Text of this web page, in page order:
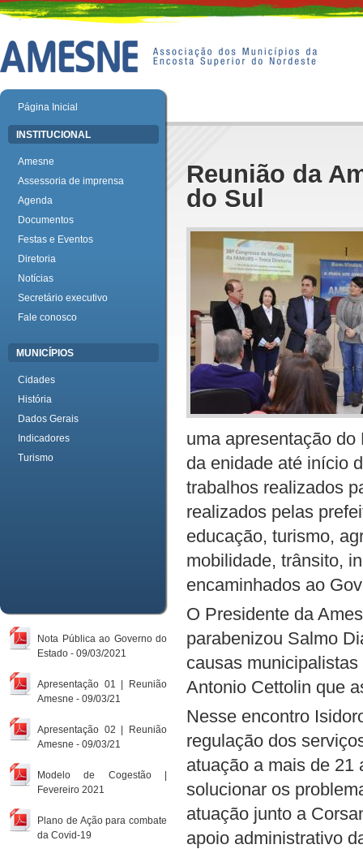
Página Inicial
INSTITUCIONAL
Amesne
Assessoria de imprensa
Agenda
Documentos
Festas e Eventos
Diretoria
Notícias
Secretário executivo
Fale conosco
MUNICÍPIOS
Cidades
História
Dados Gerais
Indicadores
Turismo
Nota Pública ao Governo do
Estado - 09/03/2021
Apresentação 01 | Reunião
Amesne - 09/03/21
Apresentação 02 | Reunião
Amesne - 09/03/21
Modelo de Cogestão |
Fevereiro 2021
Plano de Ação para combate
da Covid-19
Reunião da
do Sul
uma apresentação
da enidade até início
trabalhos realizados
realizados pelas
educação, turismo,
mobilidade, trânsito,
encaminhados ao
O Presidente da
parabenizou Salmo
causas
Antonio Cettolin que
Nesse encontro
regulação dos
atuação a mais de
solucionar os
atuação junto a
apoio administrativo